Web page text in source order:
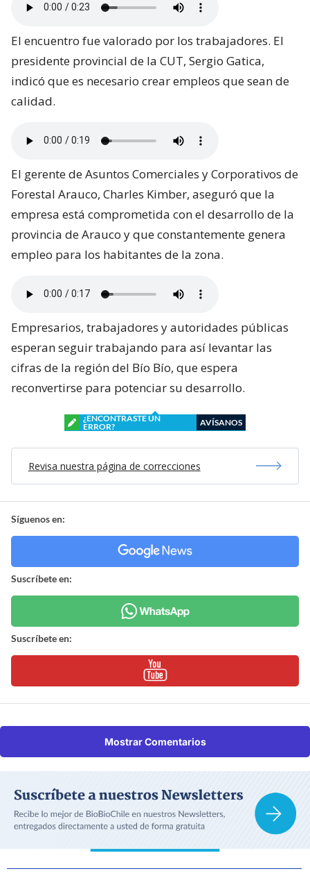
El encuentro fue valorado por los trabajadores. El
presidente provincial de la CUT, Sergio Gatica,
indicó que es necesario crear empleos que sean de
calidad.
El gerente de Asuntos Comerciales y Corporativos de
Forestal Arauco, Charles Kimber, aseguró que la
empresa está comprometida con el desarrollo de la
provincia de Arauco y que constantemente genera
empleo para los habitantes de la zona.
Empresarios, trabajadores y autoridades públicas
esperan seguir trabajando para así levantar las
cifras de la región del Bío Bío, que espera
reconvertirse para potenciar su desarrollo.
¿ENCONTRASTE UN
ERROR?
AVÍSANOS
Revisa nuestra página de correcciones
Síguenos en:
Suscríbete en:
Suscríbete en:
Mostrar Comentarios